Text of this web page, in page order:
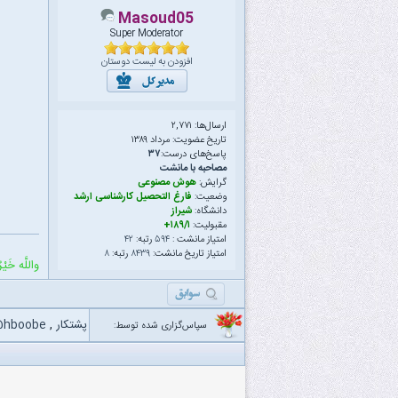
Masoud05
Super Moderator
افزودن به لیست دوستان
ارسال‌ها: ۲,۷۷۱
تاریخ عضویت: مرداد ۱۳۸۹
پاسخ‌های درست:۳۷
مصاحبه با مانشت
گرایش:هوش مصنوعی
وضعیت: فارغ التحصیل کارشناسی ارشد
دانشگاه:شیراز
مقبولیت: ۱۸۹/۱+
امتیاز مانشت :۵۹۴رتبه: ۴۲
امتیاز تاریخ مانشت:۸۴۳۹ رتبه:۸
واللَّه
سپاس‌گزاری شده توسط: پشتکار ,